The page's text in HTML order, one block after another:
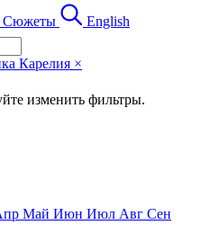
Сюжеты English
Карелия ×
изменить фильтры.
Май Июн Июл Авг Сен